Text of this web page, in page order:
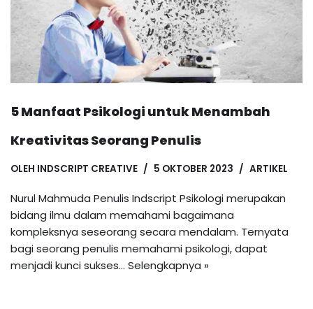
5 Manfaat Psikologi untuk Menambah
Kreativitas Seorang Penulis
OLEH INDSCRIPT CREATIVE 5 OKTOBER 2023 ARTIKEL
Nurul Mahmuda Penulis Indscript Psikologi merupakan
bidang ilmu dalam memahami bagaimana
kompleksnya seseorang secara mendalam. Ternyata
bagi seorang penulis memahami psikologi, dapat
menjadi kunci sukses… Selengkapnya »